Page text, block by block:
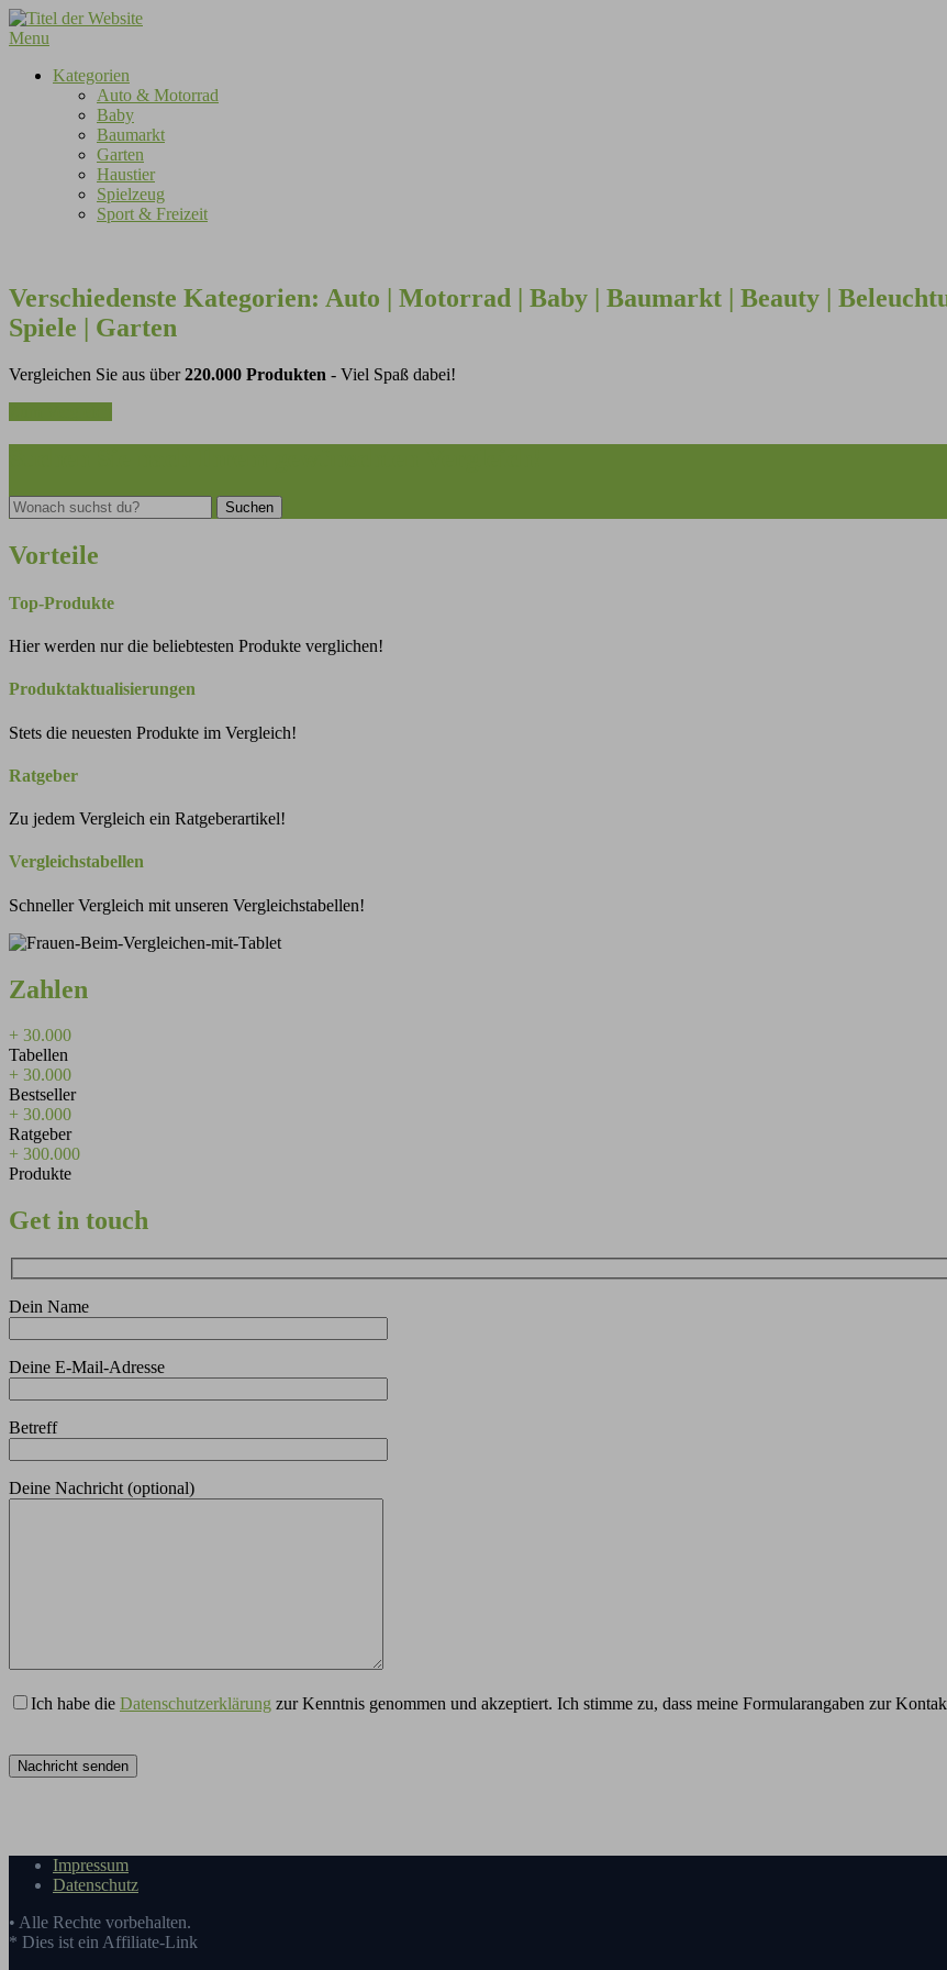
Skip
to
Menu
Kategorien
Auto & Motorrad
Baby
Baumarkt
Garten
Haustier
Spielzeug
Sport & Freizeit
Verschiedenste Kategorien: Auto | Motorrad | Baby | Baumarkt | Beauty |
Spiele | Garten
Vergleichen Sie aus über220.000 Produkten - Viel Spaß dabei!
Suchen Suchen
Vorteile
Top-Produkte
Hier werden nur die beliebtesten Produkte verglichen!
Produktaktualisierungen
Stets die neuesten Produkte im Vergleich!
Ratgeber
Zu jedem Vergleich ein Ratgeberartikel!
Vergleichstabellen
Schneller Vergleich mit unseren Vergleichstabellen!
Zahlen
+ 30.000
Tabellen
+ 30.000
Bestseller
+ 30.000
Ratgeber
+ 300.000
Produkte
Get in touch
Dein Name
Deine E-Mail-Adresse
Betreff
Deine Nachricht (optional)
Ich habe die Datenschutzerklärung zur Kenntnis genommen und akzeptiert. Ich stimme zu, dass meine Formularangaben zur
Impressum
Datenschutz
• Alle Rechte vorbehalten.
* Dies ist ein Affiliate-Link